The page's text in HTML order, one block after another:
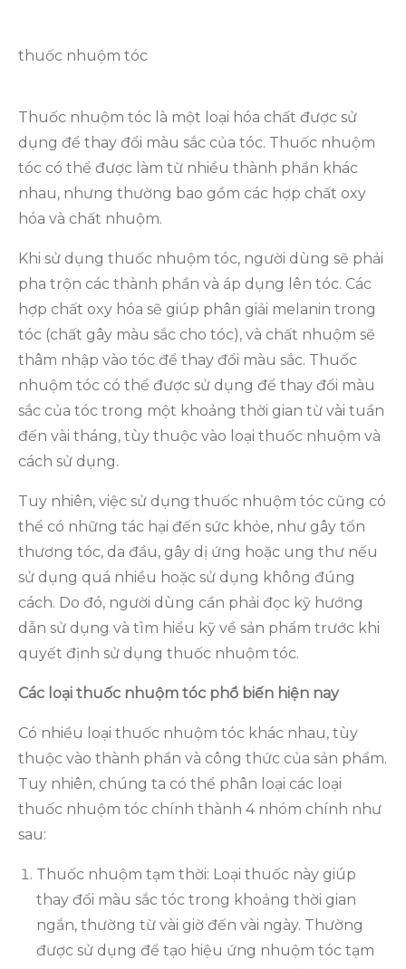
thuốc nhuộm tóc
Thuốc nhuộm tóc là một loại hóa chất được sử
dụng để thay đổi màu sắc của tóc. Thuốc nhuộm
tóc có thể được làm từ nhiều thành phần khác
nhau, nhưng thường bao gồm các hợp chất oxy
hóa và chất nhuộm.
Khi sử dụng thuốc nhuộm tóc, người dùng sẽ phải
pha trộn các thành phần và áp dụng lên tóc. Các
hợp chất oxy hóa sẽ giúp phân giải melanin trong
tóc (chất gây màu sắc cho tóc), và chất nhuộm sẽ
thâm nhập vào tóc để thay đổi màu sắc. Thuốc
nhuộm tóc có thể được sử dụng để thay đổi màu
sắc của tóc trong một khoảng thời gian từ vài tuần
đến vài tháng, tùy thuộc vào loại thuốc nhuộm và
cách sử dụng.
Tuy nhiên, việc sử dụng thuốc nhuộm tóc cũng có
thể có những tác hại đến sức khỏe, như gây tổn
thương tóc, da đầu, gây dị ứng hoặc ung thư nếu
sử dụng quá nhiều hoặc sử dụng không đúng
cách. Do đó, người dùng cần phải đọc kỹ hướng
dẫn sử dụng và tìm hiểu kỹ về sản phẩm trước khi
quyết định sử dụng thuốc nhuộm tóc.
Các loại thuốc nhuộm tóc phổ biến hiện nay
Có nhiều loại thuốc nhuộm tóc khác nhau, tùy
thuộc vào thành phần và công thức của sản phẩm.
Tuy nhiên, chúng ta có thể phân loại các loại
thuốc nhuộm tóc chính thành 4 nhóm chính như
sau:
Thuốc nhuộm tạm thời: Loại thuốc này giúp
thay đổi màu sắc tóc trong khoảng thời gian
ngắn, thường từ vài giờ đến vài ngày. Thường
được sử dụng để tạo hiệu ứng nhuộm tóc tạm